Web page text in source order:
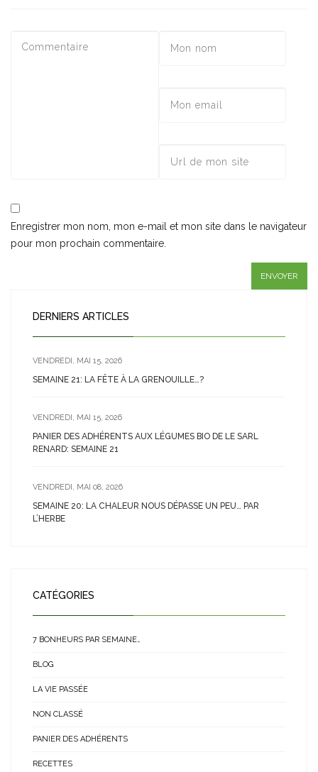
Enregistrer mon nom, mon e-mail et mon site dans le navigateur
pour mon prochain commentaire.
DERNIERS ARTICLES
VENDREDI, MAI 15, 2026
SEMAINE 21: LA FÊTE À LA GRENOUILLE…?
VENDREDI, MAI 15, 2026
PANIER DES ADHÉRENTS AUX LÉGUMES BIO DE LE SARL
RENARD: SEMAINE 21
VENDREDI, MAI 08, 2026
SEMAINE 20: LA CHALEUR NOUS DÉPASSE UN PEU… PAR
L’HERBE
CATÉGORIES
7 BONHEURS PAR SEMAINE…
BLOG
LA VIE PASSÉE
NON CLASSÉ
PANIER DES ADHÉRENTS
RECETTES